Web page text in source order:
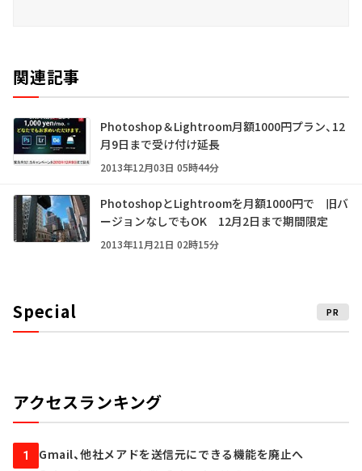
関連記事
Photoshop＆Lightroom月額1000円プラン、12
月9日まで受け付け延長
2013年12月03日 05時44分
PhotoshopとLightroomを月額1000円で 旧バ
ージョンなしでもOK 12月2日まで期間限定
2013年11月21日 02時15分
Special PR
アクセスランキング
1 Gmail、他社メアドを送信元にできる機能を廃止へ